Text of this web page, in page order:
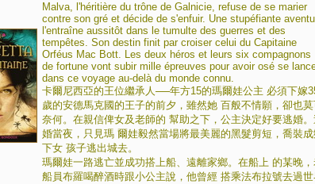
Malva, l'héritière du trône de Galnicie, refuse de se marier
contre son gré et décide de s'enfuir. Une stupéfiante
l'entraîne aussitôt dans le tumulte des guerres et des
tempêtes. Son destin finit par croiser celui du Capitaine
Orféus Mac Bott. Les deux héros et leurs six compagnons
de fortune vont subir mille épreuves pour avoir osé se
dans ce voyage au-delà du monde connu.
卡爾尼西亞的王位繼承人──年方15的瑪爾娃公主 必須下嫁
歲的安德馬克國的王子的前夕，雖然她 百般不情願，卻也
奈何。在親信俾女及老師的 幫助之下，公主決定好要逃婚。
婚當夜，只見瑪 爾娃毅然當場將最美麗的黑髮剪短，喬裝
下女 孩子逃出城去。
瑪爾娃一路逃亡並成功搭上船、遠離家鄉。在船上 的某晚
船員布羅喝醉酒時跟小公主說，他曾經 搭乘法布拉號去過世